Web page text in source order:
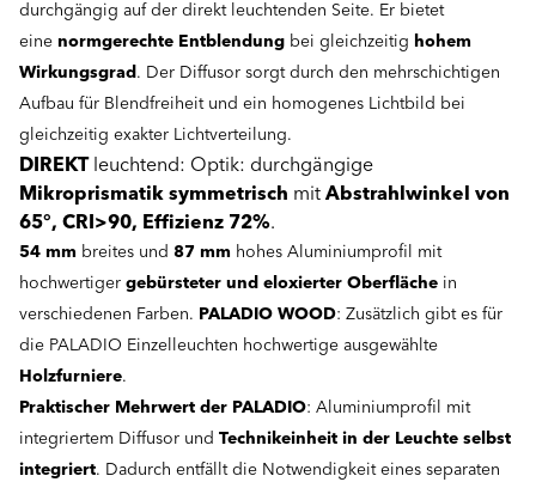
durchgängig auf der direkt leuchtenden Seite. Er bietet
eine normgerechte Entblendung bei gleichzeitig hohem
Wirkungsgrad. Der Diffusor sorgt durch den mehrschichtigen
Aufbau für Blendfreiheit und ein homogenes Lichtbild bei
gleichzeitig exakter Lichtverteilung.
DIREKT leuchtend: Optik: durchgängige
Mikroprismatik symmetrisch mit Abstrahlwinkel von
65°, CRI>90, Effizienz 72%.
54 mm breites und 87 mm hohes Aluminiumprofil mit
hochwertiger gebürsteter und eloxierter Oberfläche in
verschiedenen Farben. PALADIO WOOD: Zusätzlich gibt es für
die PALADIO Einzelleuchten hochwertige ausgewählte
Holzfurniere.
Praktischer Mehrwert der PALADIO: Aluminiumprofil mit
integriertem Diffusor und Technikeinheit in der Leuchte selbst
integriert. Dadurch entfällt die Notwendigkeit eines separaten